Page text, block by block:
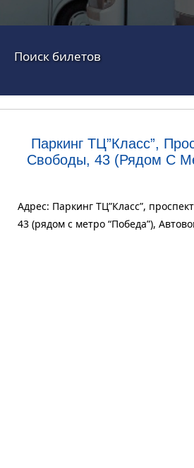
Поиск билетов
Паркинг ТЦ”Класс”,
Свободы, 43 (рядом С
Адрес: Паркинг ТЦ”Класс”,
43 (рядом с метро “Победа”),